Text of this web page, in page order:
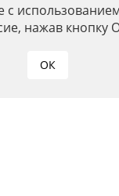
нажав кнопку
ОК